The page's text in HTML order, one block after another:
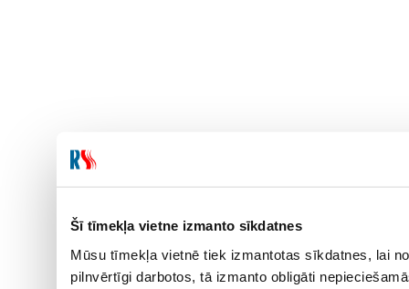
Šī tīmekļa vietne izmanto sīkdatnes
Mūsu tīmekļa vietnē tiek izmantotas sīkdatnes, lai
pilnvērtīgi darbotos, tā izmanto obligāti